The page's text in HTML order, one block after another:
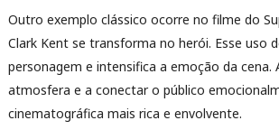
Outro exemplo clássico ocorre no filme do
Clark Kent se transforma no herói. Esse
personagem e intensifica a emoção da
atmosfera e a conectar o público
cinematográfica mais rica e envolvente.